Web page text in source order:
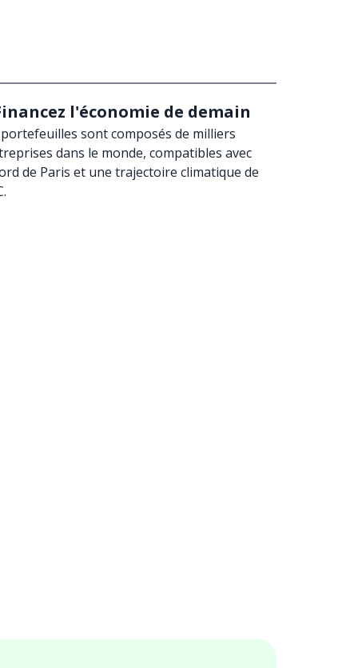
l'économie de demain
sont composés de milliers
dans le monde, compatibles avec
de Paris et une trajectoire climatique de